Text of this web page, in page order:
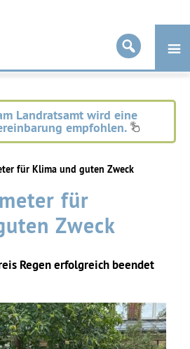
Landratsamt wird eine
empfohlen.
für Klima und guten Zweck
für
Zweck
Regen erfolgreich beendet